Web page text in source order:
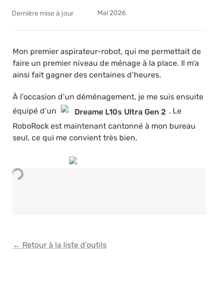
Dernière mise à jour Mai 2026
Mon premier aspirateur-robot, qui me permettait de
faire un premier niveau de ménage à la place. Il m’a
ainsi fait gagner des centaines d’heures.
À l’occasion d’un déménagement, je me suis ensuite
équipé d’un
Dreame L10s Ultra Gen 2 . Le
RoboRock est maintenant cantonné à mon bureau
seul, ce qui me convient très bien.
← Retour à la liste d’outils